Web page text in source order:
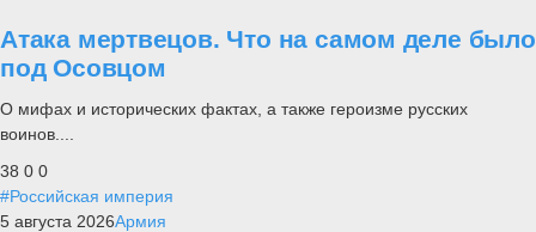
Атака мертвецов. Что на самом деле было
под Осовцом
О мифах и исторических фактах, а также героизме русских
воинов....
38 0 0
#Российская империя
5 августа 2026Армия